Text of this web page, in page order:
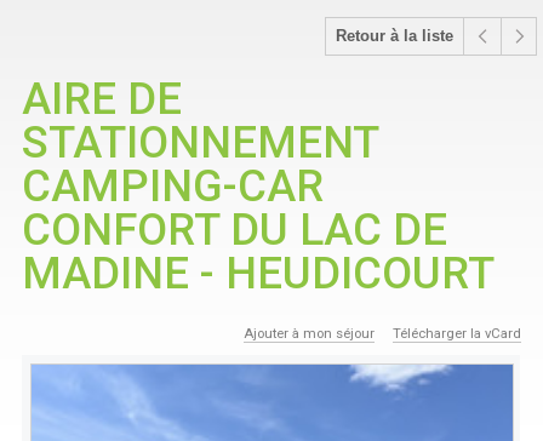
Retour à la liste
AIRE DE
STATIONNEMENT
CAMPING-CAR
CONFORT DU LAC DE
MADINE - HEUDICOURT
Ajouter à mon séjour Télécharger la vCard